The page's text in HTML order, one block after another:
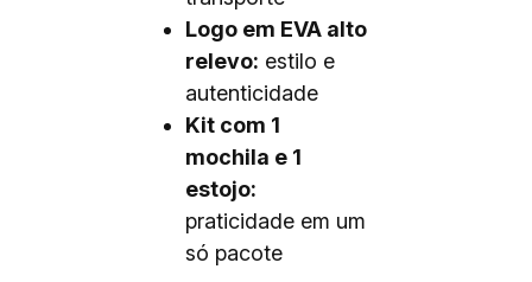
Logo em EVA alto
relevo: estilo e
autenticidade
Kit com 1
mochila e 1
estojo:
praticidade em um
só pacote